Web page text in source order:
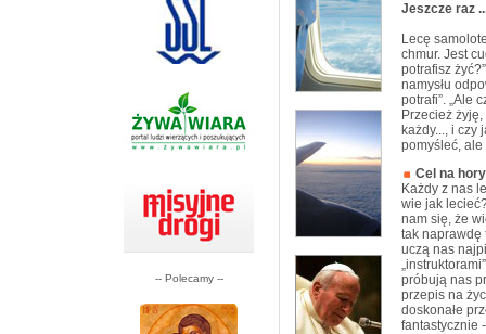
-- Polecamy --
Jeszcze raz
Lecę
chmur. Jest
potrafisz
namysłu
potrafi”. „Ale
Przecież żyję,
każdy..., i czy
pomyśleć, ale
Cel na
Każdy z nas
wie jak
nam się, że
tak naprawdę
uczą nas
próbują nas
przepis na
doskonałe
fantastycznie